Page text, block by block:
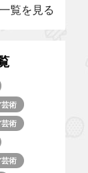
一覧を見る
芸術
芸術
芸術